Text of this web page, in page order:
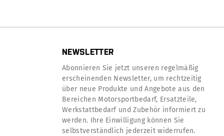
NEWSLETTER
Abonnieren Sie jetzt unseren regelmäßig
erscheinenden Newsletter, um rechtzeitig
über neue Produkte und Angebote aus den
Bereichen Motorsportbedarf, Ersatzteile,
Werkstattbedarf und Zubehör informiert zu
werden. Ihre Einwilligung können Sie
selbstverständlich jederzeit widerrufen.